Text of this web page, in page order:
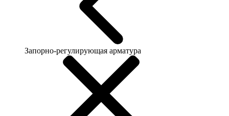
Запорно-регулирующая арматура